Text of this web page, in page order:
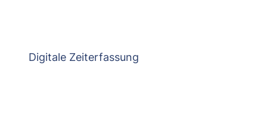
Digitale Zeiterfassung